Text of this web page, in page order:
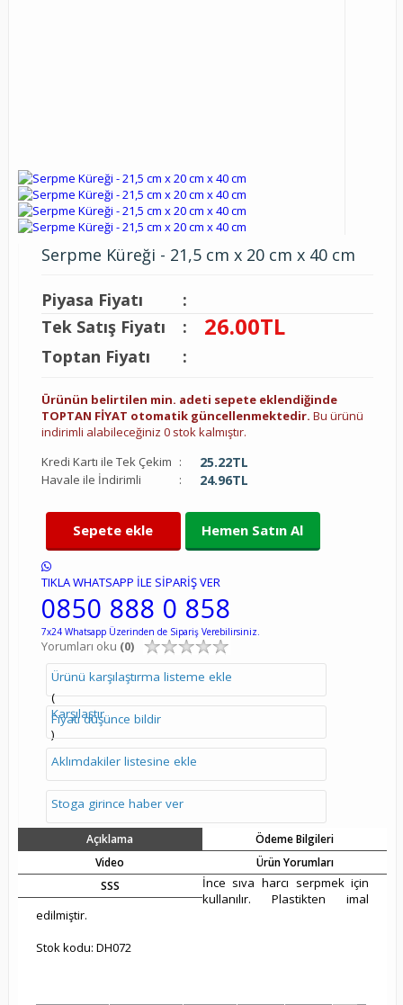
Serpme Küreği - 21,5 cm x 20 cm x 40 cm
Piyasa Fiyatı
:
Tek Satış Fiyatı
: 26.00TL
Toptan Fiyatı :
Ürünün belirtilen min. adeti sepete eklendiğinde
TOPTAN FİYAT otomatik güncellenmektedir. Bu ürünü
indirimli alabileceğiniz 0 stok kalmıştır.
Kredi Kartı ile Tek Çekim : 25.22TL
Havale ile İndirimli : 24.96TL
Sepete ekle Hemen Satın Al
TIKLA WHATSAPP İLE SİPARİŞ VER
0850 888 0 858
7x24 Whatsapp Üzerinden de Sipariş Verebilirsiniz.
Yorumları oku (0)
Ürünü karşılaştırma listeme ekle
(
Karşılaştır
)
Fiyatı düşünce bildir
Aklımdakiler listesine ekle
Stoga girince haber ver
Açıklama
Ödeme Bilgileri
Video
Ürün Yorumları
SSS
İnce sıva harcı serpmek için
kullanılır. Plastikten imal
edilmiştir.
Stok kodu: DH072